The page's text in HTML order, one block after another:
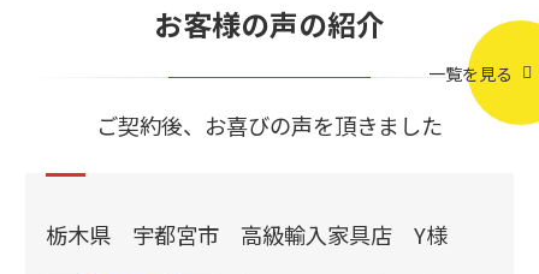
お客様の声の紹介
ご契約後、お喜びの声を頂きました
一覧を見る
栃木県 宇都宮市 高級輸入家具店 Y様